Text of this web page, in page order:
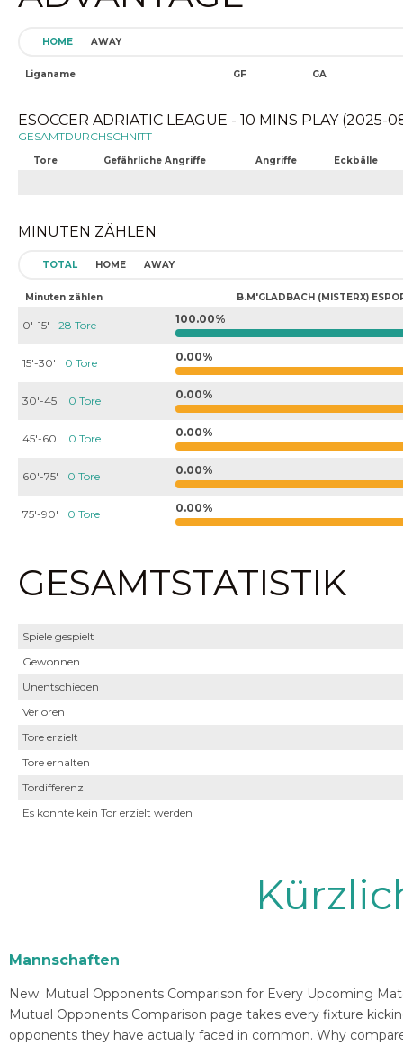
HOME AWAY
Liganame GF GA
ESOCCER ADRIATIC LEAGUE - 10 MINS PLAY (2025-
GESAMTDURCHSCHNITT
Tore Gefährliche Angriffe Angriffe Eckbälle
MINUTEN ZÄHLEN
TOTAL HOME AWAY
Minuten zählen B.M'GLADBACH (MISTERX)
0'-15' 28 Tore 100.00%
15'-30' 0 Tore 0.00%
30'-45' 0 Tore 0.00%
45'-60' 0 Tore 0.00%
60'-75' 0 Tore 0.00%
75'-90' 0 Tore 0.00%
GESAMTSTATISTIK
Spiele gespielt
Gewonnen
Unentschieden
Verloren
Tore erzielt
Tore erhalten
Tordifferenz
Es konnte kein Tor erzielt werden
Mannschaften
New: Mutual Opponents Comparison for Every Upcoming
Mutual Opponents Comparison page takes every fixture
opponents they have actually faced in common. Why